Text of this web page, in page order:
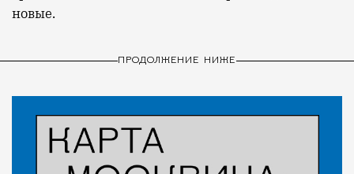
новые.
ПРОДОЛЖЕНИЕ НИЖЕ